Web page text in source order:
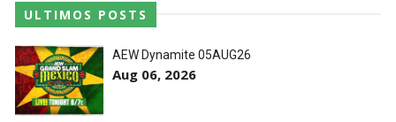
ULTIMOS POSTS
AEW Dynamite 05AUG26
Aug 06, 2026